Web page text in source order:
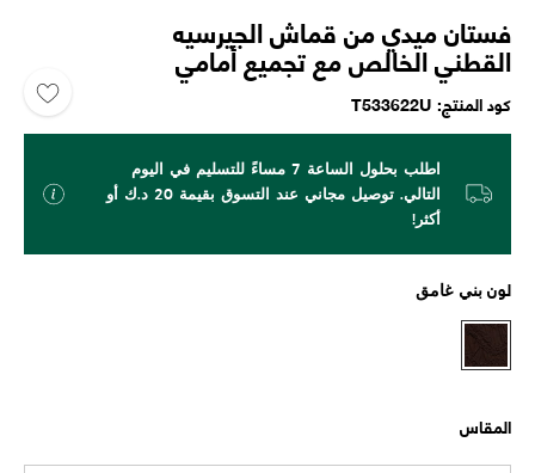
فستان ميدي من قماش الجيرسيه
القطني الخالص مع تجميع أمامي
كود المنتج T533622U
اطلب بحلول الساعة 7 مساءً للتسليم في اليوم
التالي. توصيل مجاني عند التسوق بقيمة 20 د.ك أو
أكثر!
لون بني غامق
المقاس